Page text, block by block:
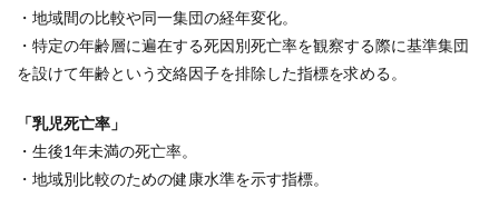
・地域間の比較や同一集団の経年変化。
・特定の年齢層に遍在する死因別死亡率を観察する際に基準集団
を設けて年齢という交絡因子を排除した指標を求める。
「乳児死亡率」
・生後1年未満の死亡率。
・地域別比較のための健康水準を示す指標。